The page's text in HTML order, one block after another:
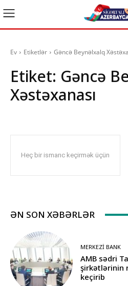
Ev Etiketlər Gəncə Beynəlxalq
Etiket: Gəncə
Xəstəxanası
Heç bir ismarıc keçirmək üçün
ƏN SON XƏBƏRLƏR
MERKEZI BANK
AMB sədri
şirkətlərinin
keçirib